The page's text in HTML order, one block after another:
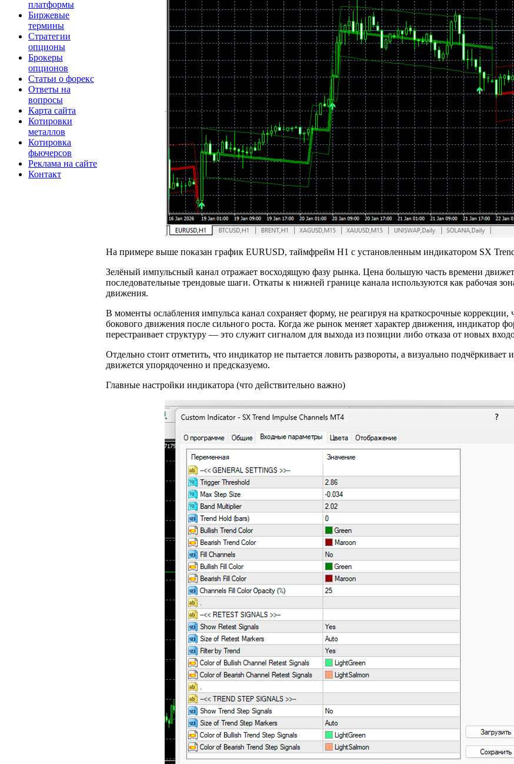
платформы
Биржевые
термины
Стратегии
опционы
Брокеры
опционов
Статьи о форекс
Ответы на
вопросы
Карта сайта
Котировки
металлов
Котировка
фьючерсов
Реклама на сайте
Контакт
На примере выше показан график EURUSD, таймфрейм H1 с установленным индикатором SX
Зелёный импульсный канал отражает восходящую фазу рынка. Цена большую часть времени
последовательные трендовые шаги. Откаты к нижней границе канала используются как рабочая
движения.
В моменты ослабления импульса канал сохраняет форму, не реагируя на краткосрочные коррекции,
бокового движения после сильного роста. Когда же рынок меняет характер движения, индикатор
перестраивает структуру — это служит сигналом для выхода из позиции либо отказа от новых
Отдельно стоит отметить, что индикатор не пытается ловить развороты, а визуально подчёркивает
движется упорядоченно и предсказуемо.
Главные настройки индикатора (что действительно важно)